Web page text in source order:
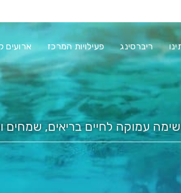
ריברסינג פעילויות המרכז ארועים
עמוקה לחיים בריאים, שמחים